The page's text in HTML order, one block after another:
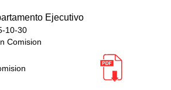
Ejecutivo
10-30
Comision